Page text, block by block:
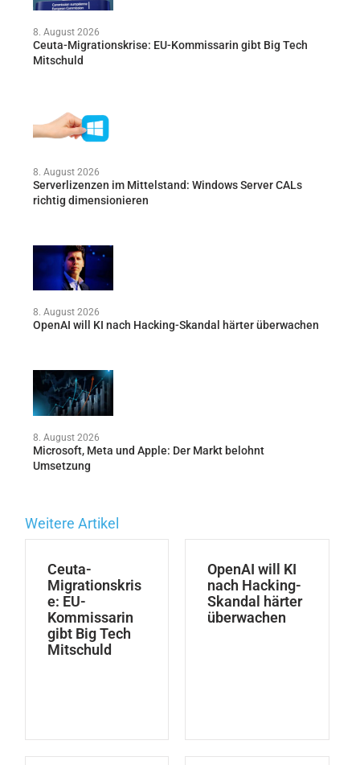
8. August 2026
Ceuta-Migrationskrise: EU-Kommissarin gibt Big Tech
Mitschuld
8. August 2026
Serverlizenzen im Mittelstand: Windows Server CALs
richtig dimensionieren
8. August 2026
OpenAI will KI nach Hacking-Skandal härter überwachen
8. August 2026
Microsoft, Meta und Apple: Der Markt belohnt
Umsetzung
Weitere Artikel
Ceuta-
Migrationskris
e: EU-
Kommissarin
gibt Big Tech
Mitschuld
OpenAI will KI
nach Hacking-
Skandal härter
überwachen